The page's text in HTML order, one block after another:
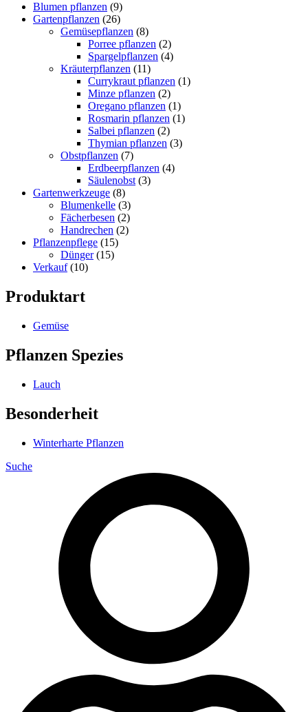
Blumen pflanzen (9)
Gartenpflanzen (26)
Gemüsepflanzen (8)
Porree pflanzen (2)
Spargelpflanzen (4)
Kräuterpflanzen (11)
Currykraut pflanzen (1)
Minze pflanzen (2)
Oregano pflanzen (1)
Rosmarin pflanzen (1)
Salbei pflanzen (2)
Thymian pflanzen (3)
Obstpflanzen (7)
Erdbeerpflanzen (4)
Säulenobst (3)
Gartenwerkzeuge (8)
Blumenkelle (3)
Fächerbesen (2)
Handrechen (2)
Pflanzenpflege (15)
Dünger (15)
Verkauf (10)
Produktart
Gemüse
Pflanzen Spezies
Lauch
Besonderheit
Winterharte Pflanzen
Suche